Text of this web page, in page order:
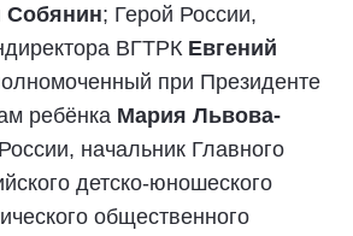
Собянин; Герой России,
ВГТРК Евгений
при Президенте
ребёнка Мария Львова-
начальник Главного
детско-юношеского
общественного